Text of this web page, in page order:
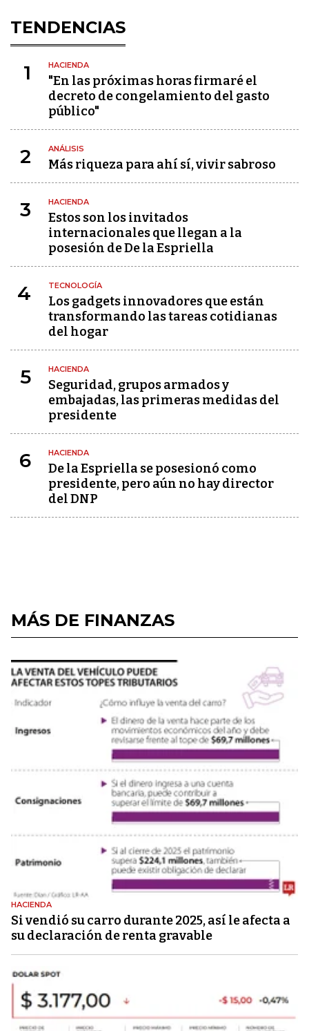
TENDENCIAS
1 HACIENDA
"En las próximas horas firmaré el
decreto de congelamiento del gasto
público"
2 ANÁLISIS
Más riqueza para ahí sí, vivir sabroso
3 HACIENDA
Estos son los invitados
internacionales que llegan a la
posesión de De la Espriella
4 TECNOLOGÍA
Los gadgets innovadores que están
transformando las tareas cotidianas
del hogar
5 HACIENDA
Seguridad, grupos armados y
embajadas, las primeras medidas del
presidente
6 HACIENDA
De la Espriella se posesionó como
presidente, pero aún no hay director
del DNP
MÁS DE FINANZAS
HACIENDA
Si vendió su carro durante 2025, así le afecta a
su declaración de renta gravable